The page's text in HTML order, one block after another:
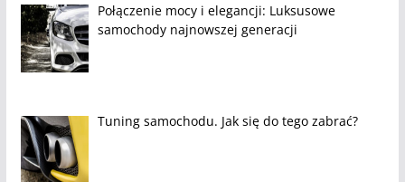
Połączenie mocy i elegancji: Luksusowe
samochody najnowszej generacji
Tuning samochodu. Jak się do tego zabrać?